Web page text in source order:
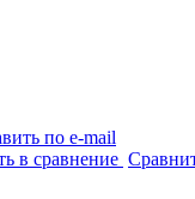
по e-mail
в сравнение